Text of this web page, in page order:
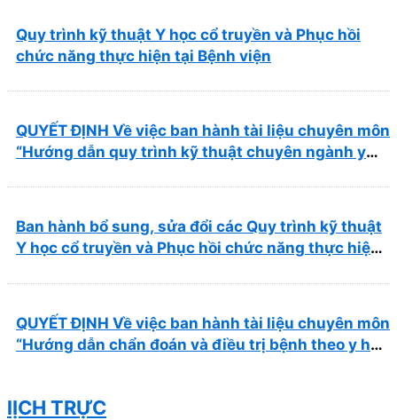
Quy trình kỹ thuật Y học cổ truyền và Phục hồi
chức năng thực hiện tại Bệnh viện
QUYẾT ĐỊNH Về việc ban hành tài liệu chuyên môn
“Hướng dẫn quy trình kỹ thuật chuyên ngành y
Ban hành bổ sung, sửa đổi các Quy trình kỹ thuật
Y học cổ truyền và Phục hồi chức năng thực hiện
QUYẾT ĐỊNH Về việc ban hành tài liệu chuyên môn
“Hướng dẫn chẩn đoán và điều trị bệnh theo y học
lỊCH TRỰC